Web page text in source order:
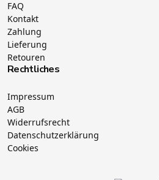
FAQ
Kontakt
Zahlung
Lieferung
Retouren
Rechtliches
Impressum
AGB
Widerrufsrecht
Datenschutzerklärung
Cookies